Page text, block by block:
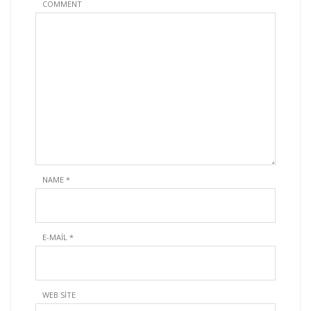
COMMENT
NAME *
E-MAIL *
WEB SITE